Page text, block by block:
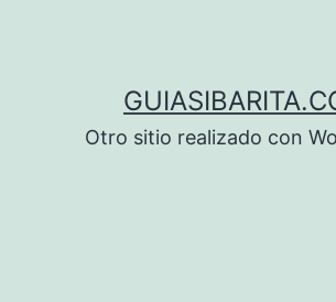
Otro sitio realizado con